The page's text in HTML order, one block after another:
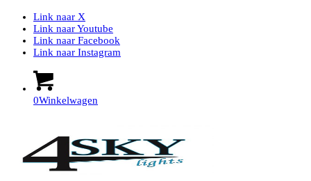
Link naar X
Link naar Youtube
Link naar Facebook
Link naar Instagram
0Winkelwagen